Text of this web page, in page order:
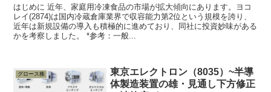
はじめに 近年、家庭用冷凍食品の市場が拡大傾向にあります。ヨコ
レイ(2874)は国内冷蔵倉庫業界で収容能力第2位という規模を誇り、
近年は新規設備の導入も積極的に進めており、同社に投資妙味がある
かを考察しました。 *参考：一般...
グロース株
東京エレクトロン（8035）~半導
体製造装置の雄・見通し下方修正